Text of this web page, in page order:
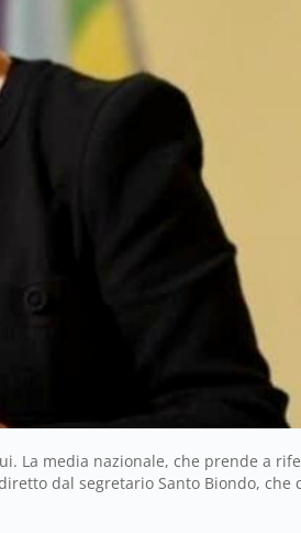
La media nazionale, che prende a
dal segretario Santo Biondo, che